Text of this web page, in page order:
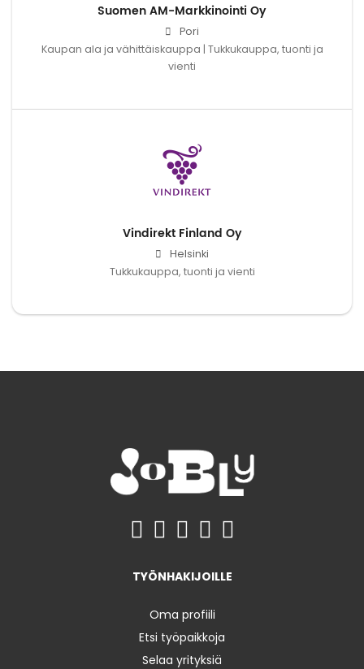
Suomen AM-Markkinointi Oy
Pori
Kaupan ala ja vähittäiskauppa | Tukkukauppa, tuonti ja
vienti
Vindirekt Finland Oy
Helsinki
Tukkukauppa, tuonti ja vienti
TYÖNHAKIJOILLE
Oma profiili
Etsi työpaikkoja
Selaa yrityksiä